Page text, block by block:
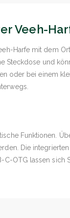
Veeh-
Harfe mit dem
Steckdose und
oder bei einem
Funktionen.
Die
C-OTG lassen sich